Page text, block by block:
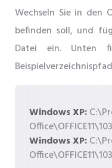
Wechseln Sie in den
befinden soll, und
Datei ein. Unten
Windows XP:
Windows XP: